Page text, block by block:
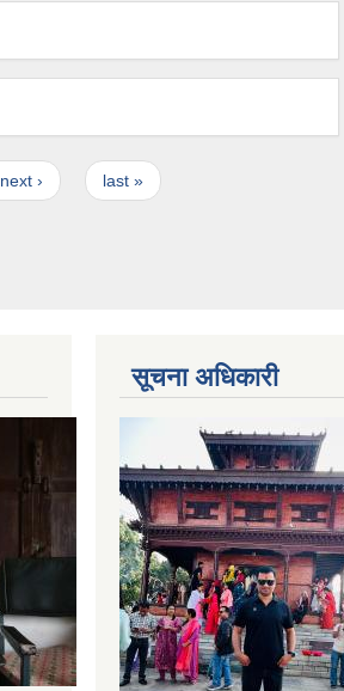
next › last »
सूचना अधिकारी